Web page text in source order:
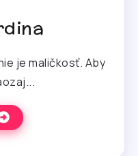
je maličkosť. Aby